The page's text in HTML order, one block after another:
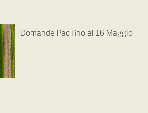
Domande Pac fino al 16 Maggio